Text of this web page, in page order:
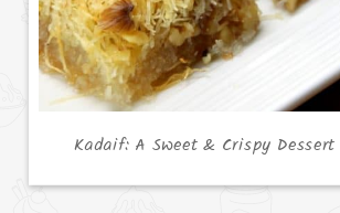
Kadaif: A Sweet & Crispy